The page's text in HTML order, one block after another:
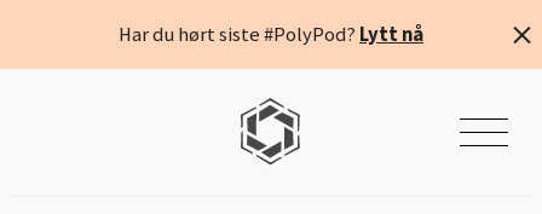
Har du hørt siste #PolyPod? Lytt nå